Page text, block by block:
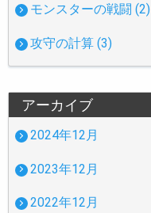
モンスターの戦闘 (2)
攻守の計算 (3)
アーカイブ
2024年12月
2023年12月
2022年12月